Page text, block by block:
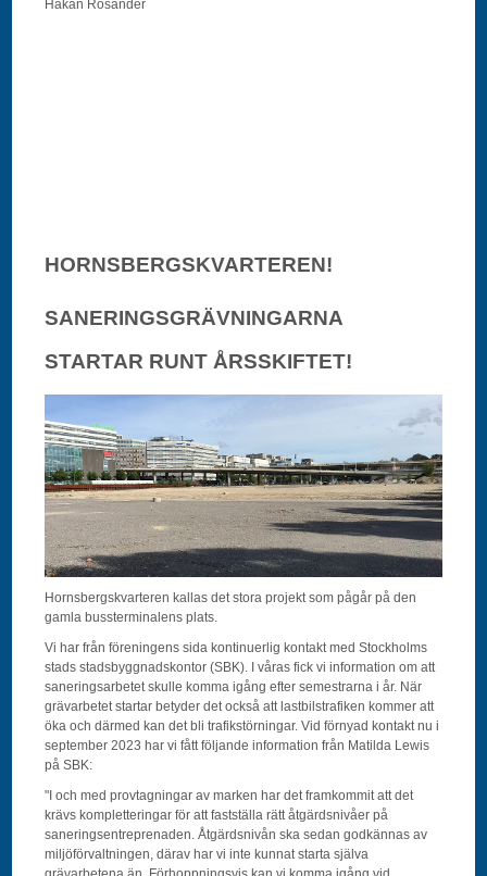
Håkan Rosander
HORNSBERGSKVARTEREN!
SANERINGSGRÄVNINGARNA
STARTAR RUNT ÅRSSKIFTET!
Hornsbergskvarteren kallas det stora projekt som pågår på den
gamla bussterminalens plats.
Vi har från föreningens sida kontinuerlig kontakt med Stockholms
stads stadsbyggnadskontor (SBK). I våras fick vi information om att
saneringsarbetet skulle komma igång efter semestrarna i år. När
grävarbetet startar betyder det också att lastbilstrafiken kommer att
öka och därmed kan det bli trafikstörningar. Vid förnyad kontakt nu i
september 2023 har vi fått följande information från Matilda Lewis
på SBK:
"I och med provtagningar av marken har det framkommit att det
krävs kompletteringar för att fastställa rätt åtgärdsnivåer på
saneringsentreprenaden. Åtgärdsnivån ska sedan godkännas av
miljöförvaltningen, därav har vi inte kunnat starta själva